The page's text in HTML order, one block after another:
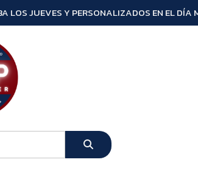
LOS JUEVES Y PERSONALIZADOS EN EL DÍA